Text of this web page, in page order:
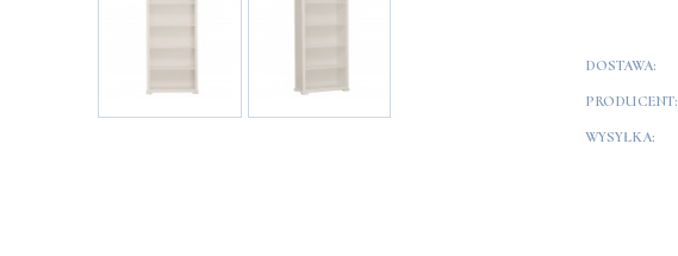
DOSTAWA:
PRODUCENT:
WYSYŁKA: